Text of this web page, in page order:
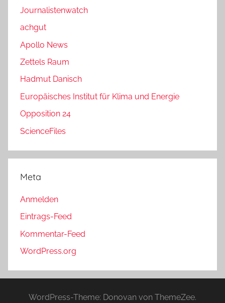
Journalistenwatch
achgut
Apollo News
Zettels Raum
Hadmut Danisch
Europäisches Institut für Klima und Energie
Opposition 24
ScienceFiles
Meta
Anmelden
Eintrags-Feed
Kommentar-Feed
WordPress.org
WordPress-Theme: Donovan von ThemeZee.